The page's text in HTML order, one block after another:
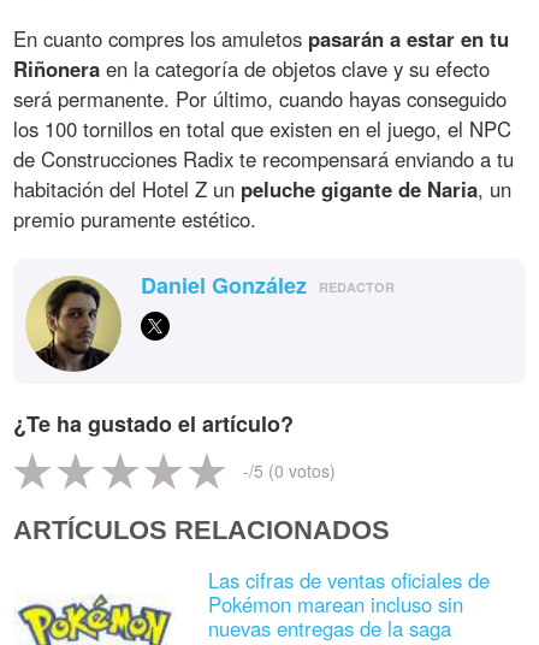
En cuanto compres los amuletos pasarán a estar en tu
Riñonera en la categoría de objetos clave y su efecto
será permanente. Por último, cuando hayas conseguido
los 100 tornillos en total que existen en el juego, el NPC
de Construcciones Radix te recompensará enviando a tu
habitación del Hotel Z un peluche gigante de Naria, un
premio puramente estético.
Daniel González REDACTOR
¿Te ha gustado el artículo?
-/5 (0 votos)
ARTÍCULOS RELACIONADOS
Las cifras de ventas oficiales de
Pokémon marean incluso sin
nuevas entregas de la saga